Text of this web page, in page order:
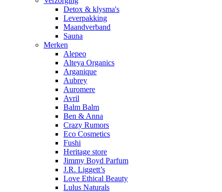
Detox & klysma's
Leverpakking
Maandverband
Sauna
Merken
Alepeo
Alteya Organics
Arganique
Aubrey
Auromere
Avril
Balm Balm
Ben & Anna
Crazy Rumors
Eco Cosmetics
Fushi
Heritage store
Jimmy Boyd Parfum
J.R. Liggett’s
Love Ethical Beauty
Lulus Naturals